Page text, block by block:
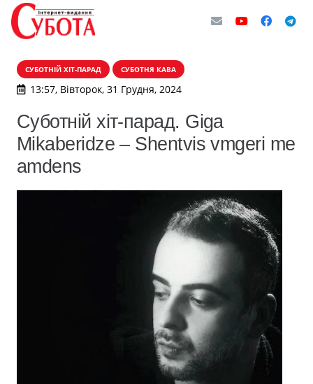
СУБОТНІЙ ХІТ-ПАРАД СУБОТНЯ КАВА
13:57, Вівторок, 31 Грудня, 2024
Суботній хіт-парад. Giga
Mikaberidze – Shentvis vmgeri me
amdens